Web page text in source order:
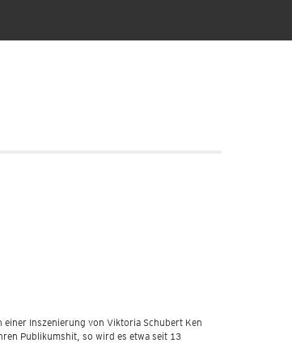
Inszenierung von Viktoria Schubert Ken
Publikumshit, so wird es etwa seit 13